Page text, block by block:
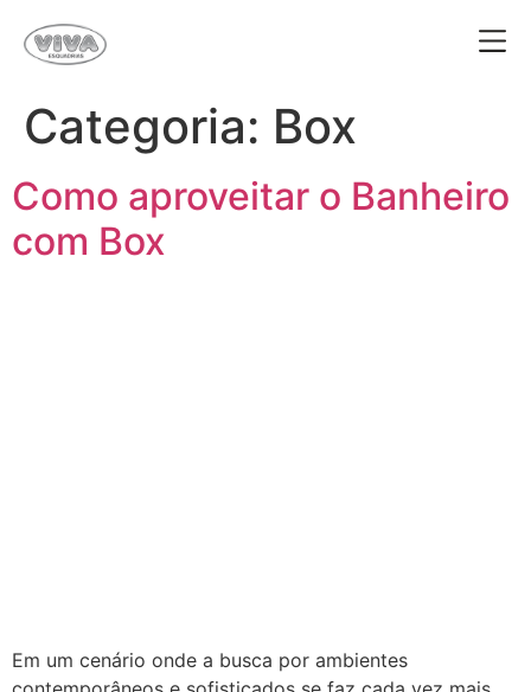
Categoria: Box
Como aproveitar o Banheiro
com Box
Em um cenário onde a busca por ambientes